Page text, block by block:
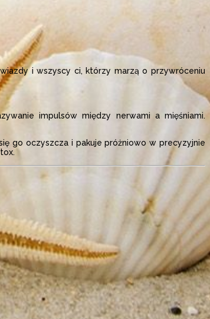
i wszyscy ci, którzy marzą o przywróceniu
impulsów między nerwami a mięśniami.
go oczyszcza i pakuje próżniowo w precyzyjnie